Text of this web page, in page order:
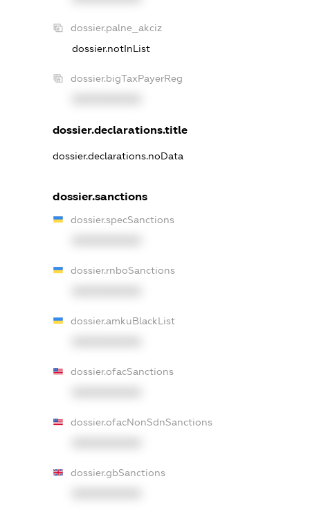
dossier.palne_akciz
dossier.notInList
dossier.bigTaxPayerReg
dossier.declarations.title
dossier.declarations.noData
dossier.sanctions
dossier.specSanctions
dossier.rnboSanctions
dossier.amkuBlackList
dossier.ofacSanctions
dossier.ofacNonSdnSanctions
dossier.gbSanctions